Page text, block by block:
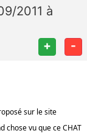
2011 à
+ -
sur le site
chose vu que ce CHAT